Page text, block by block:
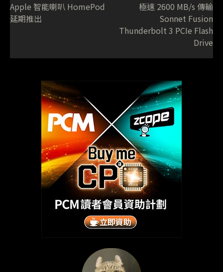
Apple 智能喇叭 HomePod
延期推出
極速 2600 MB/s 傳輸
Sonnet Fusion
Thunderbolt 3 PCIe Flash
Drive